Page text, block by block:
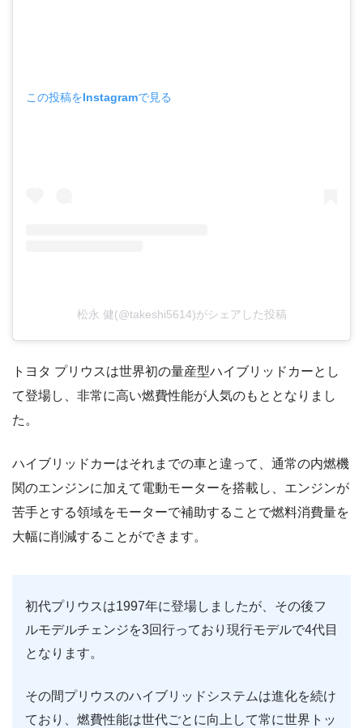
この投稿をInstagramで見る
松永 健(@takeshi5614)がシェアした投稿
トヨタ プリウスは世界初の量産型ハイブリッドカーとし
て登場し、非常に高い燃費性能が人気のもととなりまし
た。
ハイブリッドカーはそれまでの車と違って、通常の内燃機
関のエンジンに加えて電動モーターを搭載し、エンジンが
苦手とする領域をモーターで補助することで燃料消費量を
大幅に削減することができます。
初代プリウスは1997年に登場しましたが、その後フ
ルモデルチェンジを3回行っており現行モデルで4代目
となります。
その間プリウスのハイブリッドシステムは進化を続け
ており、燃費性能は世代ごとに向上して常に世界トッ